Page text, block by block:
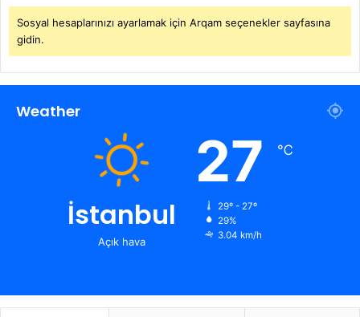
Sosyal hesaplarınızı ayarlamak için Arqam seçenekler sayfasına
gidin.
Weather
İstanbul
Açık hava
27 ℃
29º - 27º
29%
3.04 km/h